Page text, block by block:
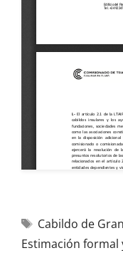
Cabildo de
Estimación